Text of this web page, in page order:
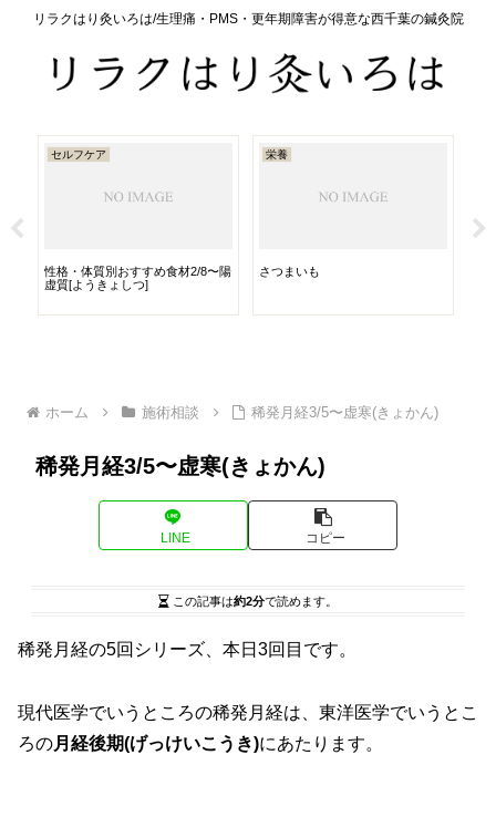
リラクはり灸いろは/生理痛・PMS・更年期障害が得意な西千葉の鍼灸院
セルフケア
性格・体質別おすすめ食材2/8〜陽
虚質[ようきょしつ]
栄養
さつまいも
ホーム 施術相談 稀発月経3/5〜虚寒(きょかん)
稀発月経3/5〜虚寒(きょかん)
LINE コピー
この記事は約2分で読めます。
稀発月経の5回シリーズ、本日3回目です。
現代医学でいうところの稀発月経は、東洋医学でいうとこ
ろの月経後期(げっけいこうき)にあたります。